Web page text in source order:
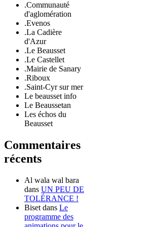
.Communauté
d'aglomération
.Evenos
.La Cadière
d'Azur
.Le Beausset
.Le Castellet
.Mairie de Sanary
.Riboux
.Saint-Cyr sur mer
Le beausset info
Le Beaussetan
Les échos du
Beausset
Commentaires
récents
Al wala wal bara
dans UN PEU DE
TOLÉRANCE !
Biset dans Le
programme des